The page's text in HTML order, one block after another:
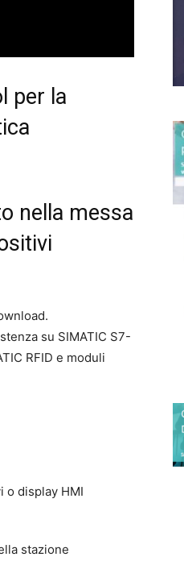
per la
nella messa
su SIMATIC S7-
RFID e moduli
o display HMI
stazione